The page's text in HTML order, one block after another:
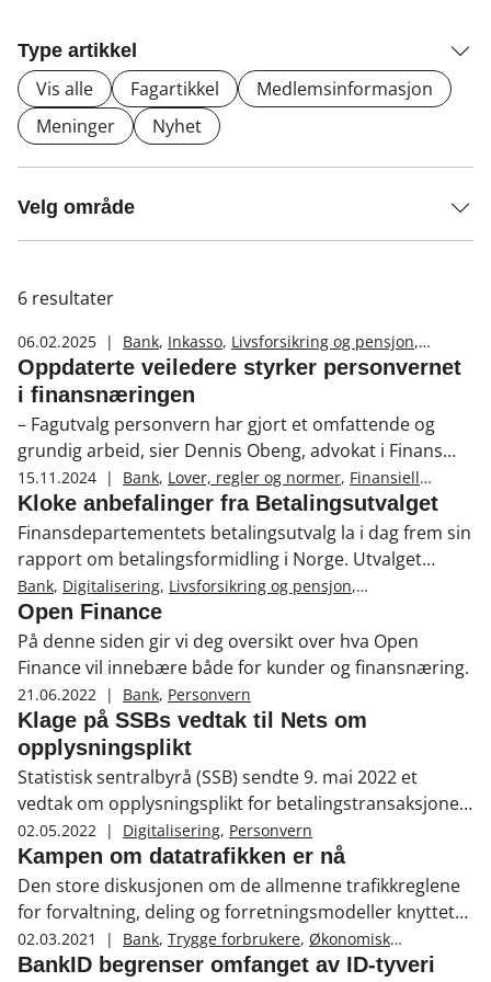
Type artikkel
Vis alle Fagartikkel
Medlemsinformasjon
Meninger
Nyhet
Velg område
6 resultater
06.02.2025 | Bank, Inkasso, Livsforsikring og pensjon,
Skadeforsikring ,Lover, regler og normer,
Personvern
Oppdaterte veiledere styrker personvernet
i finansnæringen
– Fagutvalg personvern har gjort et omfattende og
grundig arbeid, sier Dennis Obeng, advokat i Finans
Norge.
15.11.2024 | Bank, Lover, regler og normer, Finansiell
inkludering, Personvern,Politikk
Kloke anbefalinger fra Betalingsutvalget
Finansdepartementets betalingsutvalg la i dag frem sin
rapport om betalingsformidling i Norge. Utvalget
bidrar med mange kloke anbefalinger.
Bank, Digitalisering, Livsforsikring og pensjon,
Skadeforsikring,Lover, regler og normer
Open Finance
På denne siden gir vi deg oversikt over hva Open
Finance vil innebære både for kunder og finansnæring.
21.06.2022 | Bank, Personvern
Klage på SSBs vedtak til Nets om
opplysningsplikt
Statistisk sentralbyrå (SSB) sendte 9. mai 2022 et
vedtak om opplysningsplikt for betalingstransaksjoner
med BankAxpet fra Nets Branch Norway (NBN). Finans
Norge har sendt et brev til Datatilsynet der vi stiller oss
bak de momentene som går frem av klagen fra NBN.
02.05.2022 | Digitalisering, Personvern
Kampen om datatrafikken er nå
Den store diskusjonen om de allmenne trafikkreglene
for forvaltning, deling og forretningsmodeller knyttet
til data pågår. I Norge er vi langt framme i digitalisering
– dermed er det viktige spørsmål også for oss.
02.03.2021 | Bank, Trygge forbrukere, Økonomisk
kriminalitet ,Finansiell inkludering,Personvern
BankID begrenser omfanget av ID-tyveri